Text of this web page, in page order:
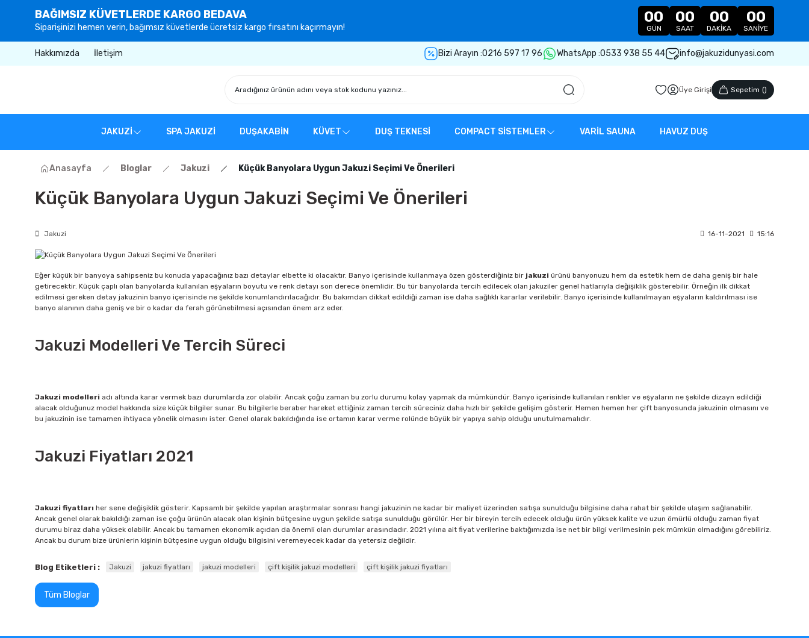
BAĞIMSIZ KÜVETLERDE KARGO BEDAVA
Siparişinizi hemen verin, bağımsız küvetlerde ücretsiz kargo fırsatını kaçırmayın!
00
GÜN
00
SAAT
00
DAKIKA
00
SANIYE
Hakkımızda İletişim Bizi Arayın :0216 597 17 96 WhatsApp :0533 938 55 44 info@jakuzidunyasi.com
Üye Girişi Sepetim ()
JAKUZİ SPA JAKUZİ DUŞAKABİN KÜVET DUŞ TEKNESİ COMPACT SİSTEMLER VARİL SAUNA HAVUZ DUŞ
Anasayfa Bloglar Jakuzi Küçük Banyolara Uygun Jakuzi Seçimi Ve Önerileri
Küçük Banyolara Uygun Jakuzi Seçimi Ve Önerileri
Jakuzi 16-11-2021 15:16
Eğer küçük bir banyoya sahipseniz bu konuda yapacağınız bazı detaylar elbette ki olacaktır. Banyo içerisinde kullanmaya özen gösterdiğiniz bir jakuzi ürünü banyonuzu hem da estetik hem de daha geniş bir hale
getirecektir. Küçük çaplı olan banyolarda kullanılan eşyaların boyutu ve renk detayı son derece önemlidir. Bu tür banyolarda tercih edilecek olan jakuziler genel hatlarıyla değişiklik gösterebilir. Örneğin ilk dikkat
edilmesi gereken detay jakuzinin banyo içerisinde ne şekilde konumlandırılacağıdır. Bu bakımdan dikkat edildiği zaman ise daha sağlıklı kararlar verilebilir. Banyo içerisinde kullanılmayan eşyaların kaldırılması ise
banyo alanının daha geniş ve bir o kadar da ferah görünebilmesi açısından önem arz eder.
Jakuzi Modelleri Ve Tercih Süreci
Jakuzi modelleri adı altında karar vermek bazı durumlarda zor olabilir. Ancak çoğu zaman bu zorlu durumu kolay yapmak da mümkündür. Banyo içerisinde kullanılan renkler ve eşyaların ne şekilde dizayn edildiği
alacak olduğunuz model hakkında size küçük bilgiler sunar. Bu bilgilerle beraber hareket ettiğiniz zaman tercih süreciniz daha hızlı bir şekilde gelişim gösterir. Hemen hemen her çift banyosunda jakuzinin olmasını ve
bu jakuzinin ise tamamen ihtiyaca yönelik olmasını ister. Genel olarak bakıldığında ise ortamın karar verme rolünde büyük bir yapıya sahip olduğu unutulmamalıdır.
Jakuzi Fiyatları 2021
Jakuzi fiyatları her sene değişiklik gösterir. Kapsamlı bir şekilde yapılan araştırmalar sonrası hangi jakuzinin ne kadar bir maliyet üzerinden satışa sunulduğu bilgisine daha rahat bir şekilde ulaşım sağlanabilir.
Ancak genel olarak bakıldığı zaman ise çoğu ürünün alacak olan kişinin bütçesine uygun şekilde satışa sunulduğu görülür. Her bir bireyin tercih edecek olduğu ürün yüksek kalite ve uzun ömürlü olduğu zaman fiyat
durumu biraz daha yüksek olabilir. Ancak bu tamamen ekonomik açıdan da önemli olan durumlar arasındadır. 2021 yılına ait fiyat verilerine baktığımızda ise net bir bilgi verilmesinin pek mümkün olmadığını görebiliriz.
Ancak bu durum bize ürünlerin kişinin bütçesine uygun olduğu bilgisini veremeyecek kadar da yetersiz değildir.
Blog Etiketleri : Jakuzi jakuzi fiyatları jakuzi modelleri çift kişilik jakuzi modelleri çift kişilik jakuzi fiyatları
Tüm Bloglar